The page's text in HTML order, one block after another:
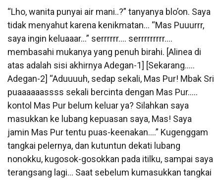
“Lho, wanita punyai air mani..?” tanyanya blo’on. Saya
tidak menyahut karena kenikmatan… “Mas Puuurrr,
saya ingin keluaaar…” serrrrrr…. serrrrrrrrr….
membasahi mukanya yang penuh birahi. [Alinea di
atas adalah sisi akhirnya Adegan-1] [Sekarang…..
Adegan-2] “Aduuuuh, sedap sekali, Mas Pur! Mbak Sri
puaaaaaassss sekali bercinta dengan Mas Pur…..
kontol Mas Pur belum keluar ya? Silahkan saya
masukkan ke lubang kepuasan saya, Mas! Saya
jamin Mas Pur tentu puas-keenakan….” Kugenggam
tangkai pelernya, dan kutuntun dekati lubang
nonokku, kugosok-gosokkan pada itilku, sampai saya
terangsang lagi… Saat sebelum kumasukkan tangkai